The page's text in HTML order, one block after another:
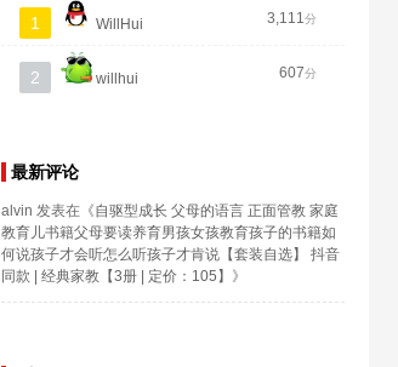
1 WillHui 3,111分
2 willhui 607分
最新评论
alvin 发表在《自驱型成长 父母的语言 正面管教 家庭
教育儿书籍父母要读养育男孩女孩教育孩子的书籍如
何说孩子才会听怎么听孩子才肯说【套装自选】 抖音
同款 | 经典家教【3册 | 定价：105】 》